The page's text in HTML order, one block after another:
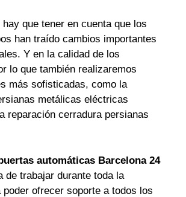
hay que tener en cuenta que los
han traído cambios importantes
Y en la calidad de los
lo que también realizaremos
más sofisticadas, como la
metálicas eléctricas
reparación cerradura persianas
automáticas Barcelona 24
de trabajar durante toda la
poder ofrecer soporte a todos los